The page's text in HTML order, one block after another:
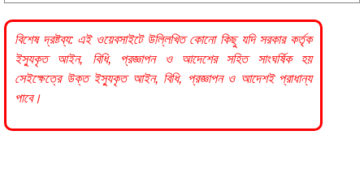
বিশেষ দ্রষ্টব্য: এই ওয়েবসাইটে উল্লিখিত কোনো কিছু যদি সরকারকর্তৃক
ইস্যুকৃত আইন, বিধি, প্রজ্ঞাপন ও আদেশের সহিত সাংঘর্ষিক হয়
সেইক্ষেত্রে উক্ত ইস্যুকৃত আইন, বিধি, প্রজ্ঞাপন ও আদেশই প্রাধান্য
পাবে।